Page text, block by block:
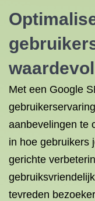
Met een Google
aanbevelingen te
in hoe gebruikers
gerichte
tevreden